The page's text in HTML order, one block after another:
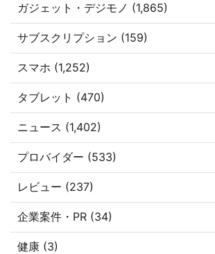
ガジェット・デジモノ (1,865)
サブスクリプション (159)
スマホ (1,252)
タブレット (470)
ニュース (1,402)
プロバイダー (533)
レビュー (237)
企業案件・PR (34)
健康 (3)